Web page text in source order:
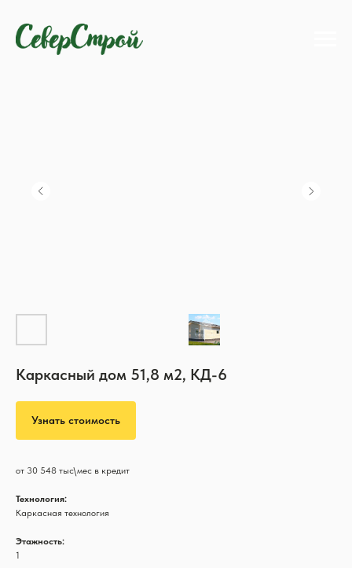
Каркасный дом 51,8 м2, КД-6
Узнать стоимость
от 30 548 тыс\мес в кредит
Технология:
Каркасная технология
Этажность:
1